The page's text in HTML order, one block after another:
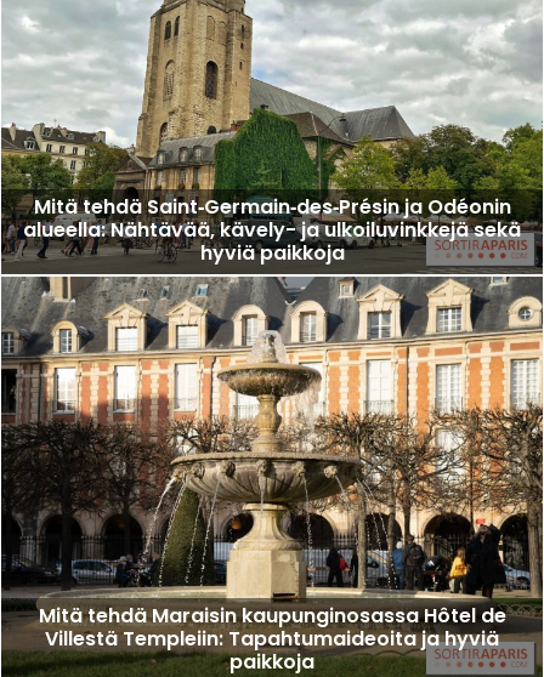
Mitä tehdä Saint‑Germain‑des‑Présin ja Odéonin
alueella: Nähtävää, kävely- ja ulkoiluvinkkejä sekä
hyviä paikkoja
Mitä tehdä Maraisin kaupunginosassa Hôtel de
Villestä Templeiin: Tapahtumaideoita ja hyviä
paikkoja